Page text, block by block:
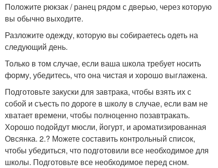
Положите рюкзак / ранец рядом с дверью, через которую
вы обычно выходите.
Разложите одежду, которую вы собираетесь одеть на
следующий день.
Только в том случае, если ваша школа требует носить
форму, убедитесь, что она чистая и хорошо выглажена.
Подготовьте закуски для завтрака, чтобы взять их с
собой и съесть по дороге в школу в случае, если вам не
хватает времени, чтобы полноценно позавтракать.
Хорошо подойдут мюсли, йогурт, и ароматизированная
Овсянка. 2.? Можете составить контрольный список,
чтобы убедиться, что подготовили все необходимое для
школы. Подготовьте все необходимое перед сном.